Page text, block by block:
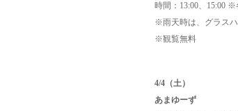
時間：13:00、15:00
※雨天時は、グラス
※観覧無料
4/4 （土）
あまゆーず